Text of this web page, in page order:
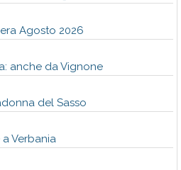
Agosto 2026
anche da Vignone
del Sasso
a Verbania